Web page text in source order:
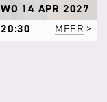
WO 14 APR 2027
20:30
MEER